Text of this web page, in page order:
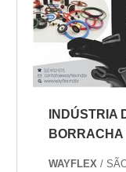
INDÚSTRIA
BORRACHA
WAYFLEX/